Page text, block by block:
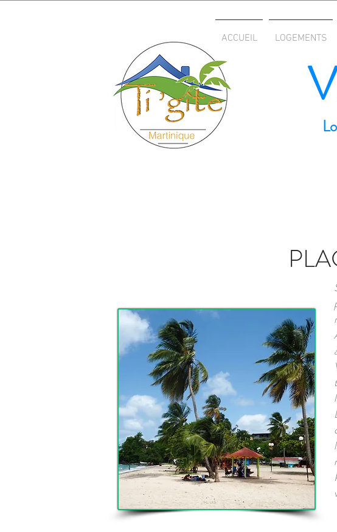
ACCUEIL LOGEMENTS